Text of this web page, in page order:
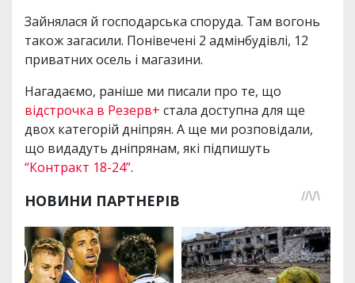
Зайнялася й господарська споруда. Там вогонь
також загасили. Понівечені 2 адмінбудівлі, 12
приватних осель і магазини.
Нагадаємо, раніше ми писали про те, що
відстрочка в Резерв+ стала доступна для ще
двох категорій дніпрян. А ще ми розповідали,
що видадуть дніпрянам, які підпишуть
“Контракт 18-24”.